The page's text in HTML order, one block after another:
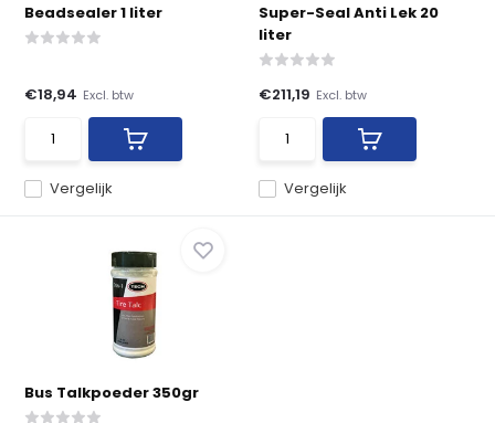
Beadsealer 1 liter
Vergelijk
€18,94 Excl. btw
Super-Seal Anti Lek 20
liter
Vergelijk
€211,19 Excl. btw
Bus Talkpoeder 350gr